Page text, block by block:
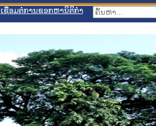
ເຊື່ອມຕໍ່ການຊອກຫານິຕິກຳ